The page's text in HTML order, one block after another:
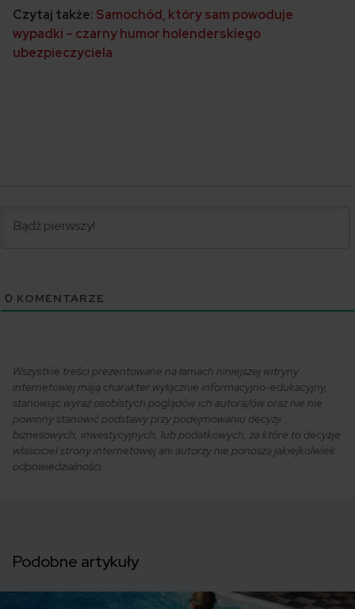
Czytaj także: Samochód, który sam powoduje
wypadki – czarny humor holenderskiego
ubezpieczyciela
0 KOMENTARZE
Wszystkie treści prezentowane na łamach niniejszej witryny
internetowej mają charakter wyłącznie informacyjno-edukacyjny,
stanowiąc wyraz osobistych poglądów ich autora/ów oraz nie nie
powinny stanowić podstawy przy podejmowaniu decyzji
biznesowych, inwestycyjnych, lub podatkowych, za które to decyzje
właściciel strony internetowej ani autorzy nie ponoszą jakiejkolwiek
odpowiedzialności.
Podobne artykuły